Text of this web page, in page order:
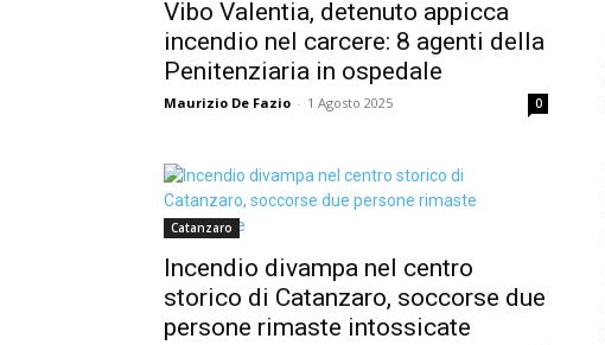
Vibo Valentia, detenuto appicca
incendio nel carcere: 8 agenti della
Penitenziaria in ospedale
Maurizio De Fazio - 1 Agosto 2025 0
Catanzaro
Incendio divampa nel centro
storico di Catanzaro, soccorse due
persone rimaste intossicate